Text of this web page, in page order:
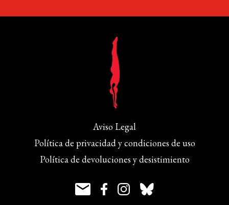
Aviso Legal
Política de privacidad y condiciones de uso
Política de devoluciones y desistimiento